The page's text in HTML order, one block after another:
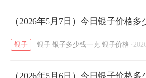
六福 / 金至尊 / 潮宏基 /
（2026年5月7日）今日银子价格
银子 银子 银子多少钱一克 银子价格 ·
（2026年5月6日）今日银子价格